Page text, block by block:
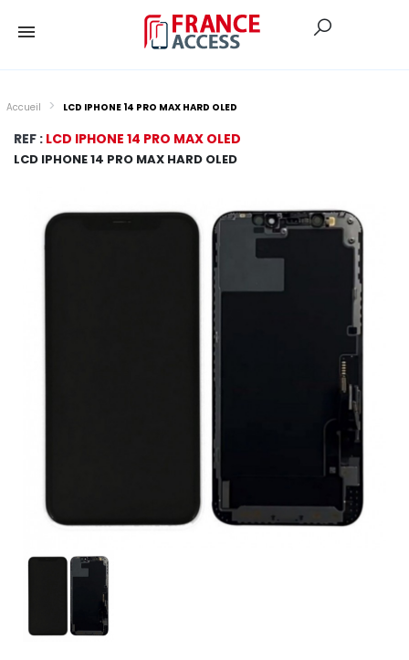
Accueil LCD IPHONE 14 PRO MAX HARD OLED
REF : LCD IPHONE 14 PRO MAX OLED
LCD IPHONE 14 PRO MAX HARD OLED